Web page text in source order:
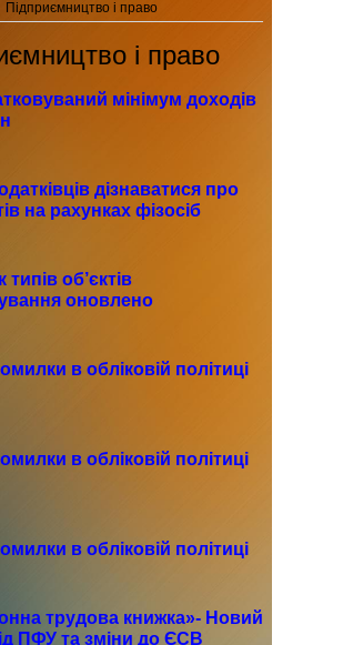
Підприємництво і право
і право
мінімум доходів
дізнаватися про
на рахунках фізосіб
типів об’єктів
оновлено
в обліковій політиці
в обліковій політиці
в обліковій політиці
трудова книжка»- Новий
ПФУ та зміни до ЄСВ